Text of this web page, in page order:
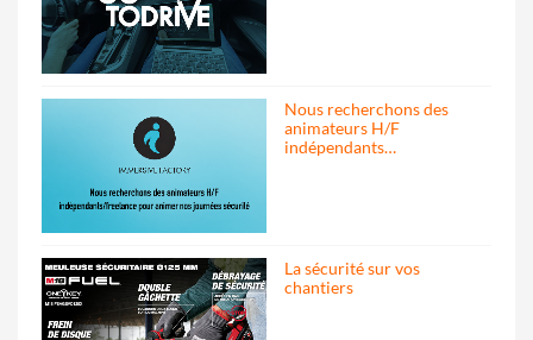
Nous recherchons des
animateurs H/F
indépendants…
La sécurité sur vos
chantiers